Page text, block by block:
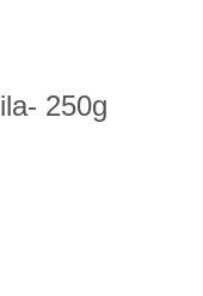
250g